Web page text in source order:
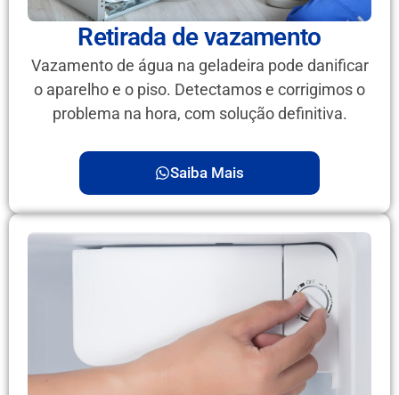
Retirada de vazamento
Vazamento de água na geladeira pode danificar
o aparelho e o piso. Detectamos e corrigimos o
problema na hora, com solução definitiva.
Saiba Mais